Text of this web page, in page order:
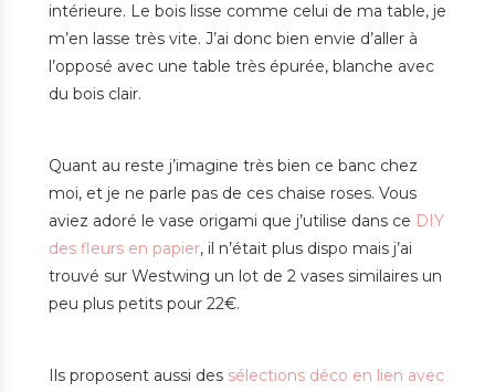
intérieure. Le bois lisse comme celui de ma table, je
m’en lasse très vite. J’ai donc bien envie d’aller à
l’opposé avec une table très épurée, blanche avec
du bois clair.
Quant au reste j’imagine très bien ce banc chez
moi, et je ne parle pas de ces chaise roses. Vous
aviez adoré le vase origami que j’utilise dans ce DIY
des fleurs en papier, il n’était plus dispo mais j’ai
trouvé sur Westwing un lot de 2 vases similaires un
peu plus petits pour 22€.
Ils proposent aussi des sélections déco en lien avec